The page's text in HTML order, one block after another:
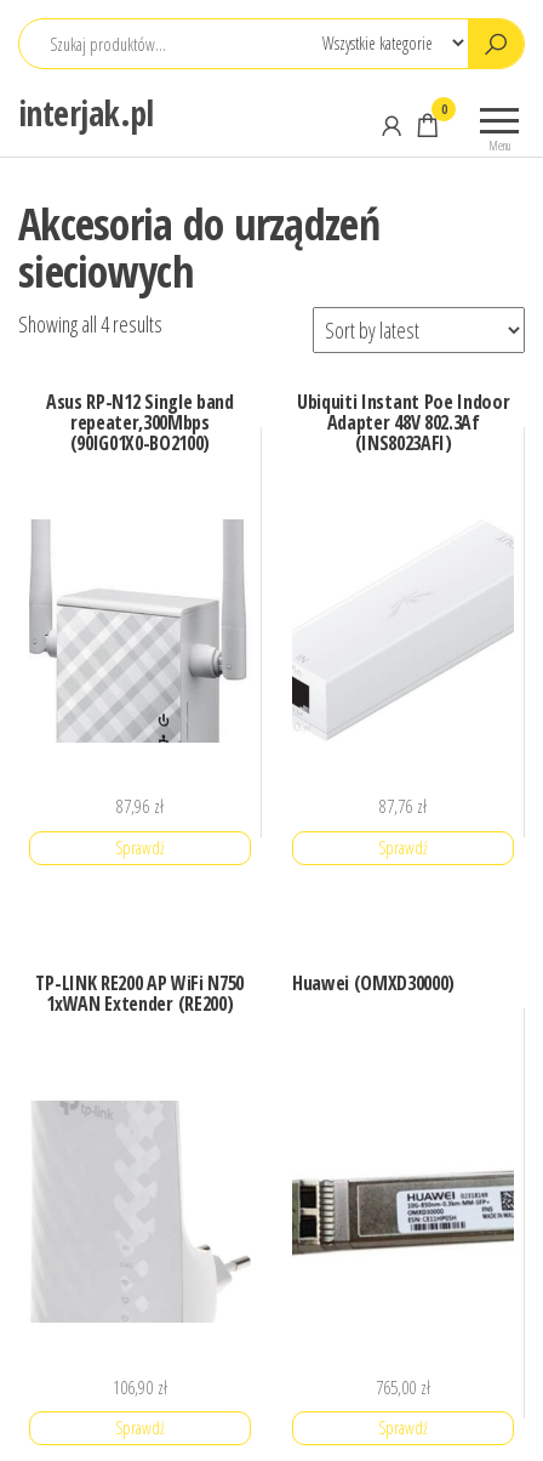
Przejdź
interjak.pl
Menu
0
Akcesoria do urządzeń
sieciowych
Showing all 4 results
Asus RP-N12 Single band
repeater,300Mbps
(90IG01X0-BO2100)
87,96 zł
Sprawdź
Ubiquiti Instant Poe Indoor
Adapter 48V 802.3Af
(INS8023AFI)
87,76 zł
Sprawdź
TP-LINK RE200 AP WiFi N750
1xWAN Extender (RE200)
106,90 zł
Sprawdź
Huawei (OMXD30000)
765,00 zł
Sprawdź